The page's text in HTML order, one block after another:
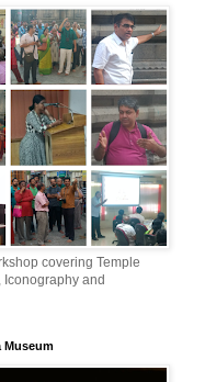
covering Temple
Iconography and
Museum